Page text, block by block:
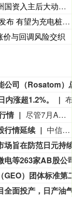
入主后大动作，
有望为充电桩行业
与回调风险交织
涨超1.2%。
情
尽管7月A股市场调整，但新发基金市场却呈现出冷暖反差，多只主动权益新品募集成绩亮眼。普通投资者踊跃认购新基金的背后，是不少基金经理对于当前科技行情长周期属性的深度研判，公募普遍判断AI产业浪潮不是短期主题炒作，科技浪潮的演绎周期也远不止半年。
行情延续
中信证券研报指出，近一个月恒生综指迎来业绩预期反转，中报超预期与利好预告推动全年盈利上修；而恒科指数受制于乘用车盈利分化及头部互联网平台资本开支扩张对短期利润率的压制，预期修复相对滞后。行业上，医疗保健（CXO与制药龙头驱动）、金融（券商资管与保险）、公用事业及周期运输景气上行；消费、地产及资讯科技预期遭下调。交易层面呈现资金回补超跌低位板块与交易高景气业绩动能的“双管齐下”特征。面对财报密集披露期与海内外宏观扰动，配置建议维持“红利防守+成长弹性”杠铃策略：防守端锁定高股息、低β“类债”资产；进攻端聚焦互联网巨头、双向资金加仓的机器人与生物科技，以及技术硬件与AI应用，兼顾创新药及工业金属的催化布局。